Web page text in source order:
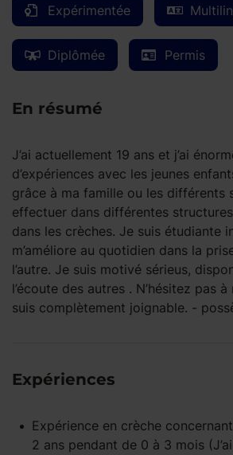
Expérimentée
Diplômée Permis
En résumé
J’ai actuellement 19 ans et j’ai
d’expériences avec les jeunes
grâce à ma famille ou les différents
effectuer dans différentes
dans les crèches. Je suis étudiante
m’améliore au quotidien dans la
l’autre. Je suis motivé sérieus,
l’écoute des autres . N’hésitez pas
suis complètement joignable. -
Expériences
Expérience en crèche
2 ans pendant de 0 à 3 mois